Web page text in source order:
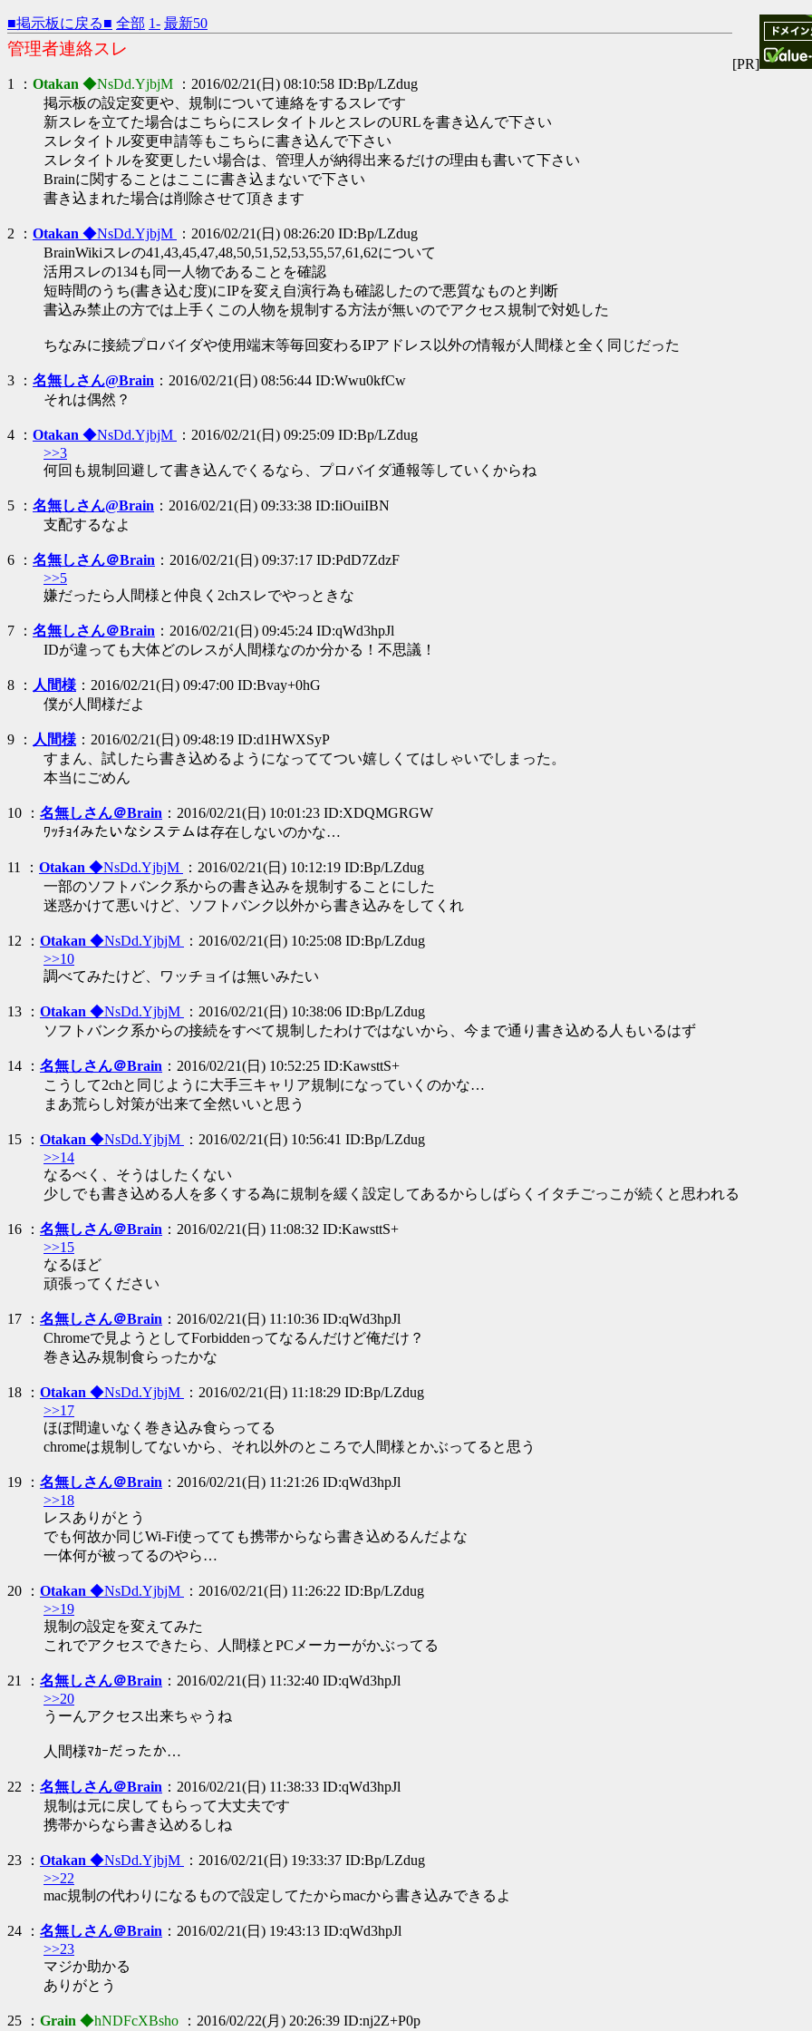
■掲示板に戻る■ 全部 1- 最新50
[PR]
管理者連絡スレ
1 ： Otakan ◆NsDd.YjbjM
：2016/02/21(日) 08:10:58 ID:Bp/LZdug
掲示板の設定変更や、規制について連絡をするスレです
新スレを立てた場合はこちらにスレタイトルとスレのURLを書き込んで下さい
スレタイトル変更申請等もこちらに書き込んで下さい
スレタイトルを変更したい場合は、管理人が納得出来るだけの理由も書いて下さい
Brainに関することはここに書き込まないで下さい
書き込まれた場合は削除させて頂きます
2 ： Otakan ◆NsDd.YjbjM
：2016/02/21(日) 08:26:20 ID:Bp/LZdug
BrainWikiスレの41,43,45,47,48,50,51,52,53,55,57,61,62について
活用スレの134も同一人物であることを確認
短時間のうち(書き込む度)にIPを変え自演行為も確認したので悪質なものと判断
書込み禁止の方では上手くこの人物を規制する方法が無いのでアクセス規制で対処した
ちなみに接続プロバイダや使用端末等毎回変わるIPアドレス以外の情報が人間様と全く同じだった
3 ： 名無しさん@Brain ：2016/02/21(日) 08:56:44 ID:Wwu0kfCw
それは偶然？
4 ： Otakan ◆NsDd.YjbjM
：2016/02/21(日) 09:25:09 ID:Bp/LZdug
>>3
何回も規制回避して書き込んでくるなら、プロバイダ通報等していくからね
5 ： 名無しさん@Brain ：2016/02/21(日) 09:33:38 ID:IiOuiIBN
支配するなよ
6 ： 名無しさん＠Brain ：2016/02/21(日) 09:37:17 ID:PdD7ZdzF
>>5
嫌だったら人間様と仲良く2chスレでやっときな
7 ： 名無しさん＠Brain ：2016/02/21(日) 09:45:24 ID:qWd3hpJl
IDが違っても大体どのレスが人間様なのか分かる！不思議！
8 ： 人間様：2016/02/21(日) 09:47:00 ID:Bvay+0hG
僕が人間様だよ
9 ： 人間様：2016/02/21(日) 09:48:19 ID:d1HWXSyP
すまん、試したら書き込めるようになっててつい嬉しくてはしゃいでしまった。
本当にごめん
10 ： 名無しさん＠Brain ：2016/02/21(日) 10:01:23 ID:XDQMGRGW
ﾜｯﾁｮｲみたいなシステムは存在しないのかな…
11 ： Otakan ◆NsDd.YjbjM
：2016/02/21(日) 10:12:19 ID:Bp/LZdug
一部のソフトバンク系からの書き込みを規制することにした
迷惑かけて悪いけど、ソフトバンク以外から書き込みをしてくれ
12 ： Otakan ◆NsDd.YjbjM
：2016/02/21(日) 10:25:08 ID:Bp/LZdug
>>10
調べてみたけど、ワッチョイは無いみたい
13 ： Otakan ◆NsDd.YjbjM
：2016/02/21(日) 10:38:06 ID:Bp/LZdug
ソフトバンク系からの接続をすべて規制したわけではないから、今まで通り書き込める人もいるはず
14 ： 名無しさん＠Brain ：2016/02/21(日) 10:52:25 ID:KawsttS+
こうして2chと同じように大手三キャリア規制になっていくのかな…
まあ荒らし対策が出来て全然いいと思う
15 ： Otakan ◆NsDd.YjbjM
：2016/02/21(日) 10:56:41 ID:Bp/LZdug
>>14
なるべく、そうはしたくない
少しでも書き込める人を多くする為に規制を緩く設定してあるからしばらくイタチごっこが続くと思われる
16 ： 名無しさん＠Brain ：2016/02/21(日) 11:08:32 ID:KawsttS+
>>15
なるほど
頑張ってください
17 ： 名無しさん＠Brain ：2016/02/21(日) 11:10:36 ID:qWd3hpJl
Chromeで見ようとしてForbiddenってなるんだけど俺だけ？
巻き込み規制食らったかな
18 ： Otakan ◆NsDd.YjbjM
：2016/02/21(日) 11:18:29 ID:Bp/LZdug
>>17
ほぼ間違いなく巻き込み食らってる
chromeは規制してないから、それ以外のところで人間様とかぶってると思う
19 ： 名無しさん＠Brain ：2016/02/21(日) 11:21:26 ID:qWd3hpJl
>>18
レスありがとう
でも何故か同じWi-Fi使ってても携帯からなら書き込めるんだよな
一体何が被ってるのやら…
20 ： Otakan ◆NsDd.YjbjM
：2016/02/21(日) 11:26:22 ID:Bp/LZdug
>>19
規制の設定を変えてみた
これでアクセスできたら、人間様とPCメーカーがかぶってる
21 ： 名無しさん＠Brain ：2016/02/21(日) 11:32:40 ID:qWd3hpJl
>>20
うーんアクセス出来ちゃうね
人間様ﾏｶｰだったか…
22 ： 名無しさん＠Brain ：2016/02/21(日) 11:38:33 ID:qWd3hpJl
規制は元に戻してもらって大丈夫です
携帯からなら書き込めるしね
23 ： Otakan ◆NsDd.YjbjM
：2016/02/21(日) 19:33:37 ID:Bp/LZdug
>>22
mac規制の代わりになるもので設定してたからmacから書き込みできるよ
24 ： 名無しさん＠Brain ：2016/02/21(日) 19:43:13 ID:qWd3hpJl
>>23
マジか助かる
ありがとう
25 ： Grain ◆hNDFcXBsho
：2016/02/22(月) 20:26:39 ID:nj2Z+P0p